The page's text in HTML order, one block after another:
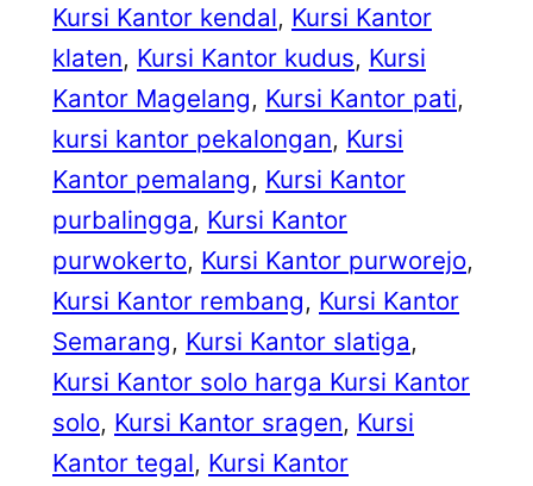
Kursi Kantor kendal, Kursi Kantor
klaten, Kursi Kantor kudus, Kursi
Kantor Magelang, Kursi Kantor pati
kursi kantor pekalongan, Kursi
Kantor pemalang, Kursi Kantor
purbalingga, Kursi Kantor
purwokerto, Kursi Kantor purworejo
Kursi Kantor rembang, Kursi Kantor
Semarang, Kursi Kantor slatiga
Kursi Kantor solo harga Kursi Kantor
solo, Kursi Kantor sragen, Kursi
Kantor tegal, Kursi Kantor